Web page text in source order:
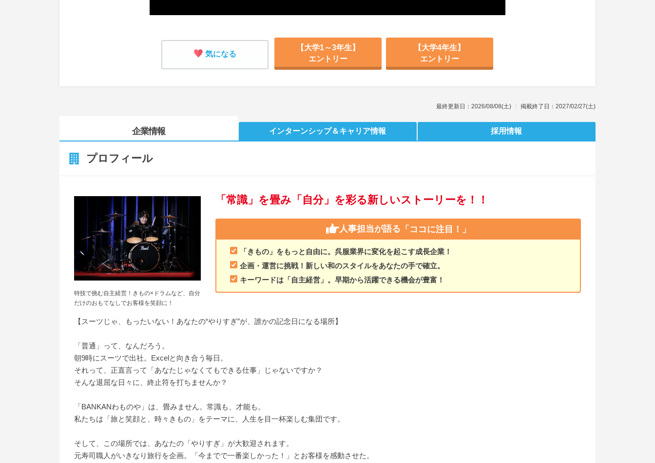
気になる
【大学1～3年生】
エントリー
【大学4年生】
エントリー
最終更新日：2026/08/08(土) 掲載終了日：2027/02/27(土)
企業情報 インターンシップ＆キャリア情報 採用情報
プロフィール
「常識」を畳み「自分」を彩る新しいストーリーを！！
人事担当が語る 「ココに注目！」
「きもの」をもっと自由に。呉服業界に変化を起こす成長企業！
企画・運営に挑戦！新しい和のスタイルをあなたの手で確立。
キーワードは「自主経営」。早期から活躍できる機会が豊富！
特技で挑む自主経営！きもの×ドラムなど、自分
だけのおもてなしでお客様を笑顔に！
【スーツじゃ、もったいない！あなたの“やりすぎ”が、誰かの記念日になる場所】
「普通」って、なんだろう。
朝9時にスーツで出社。Excelと向き合う毎日。
それって、正直言って「あなたじゃなくてもできる仕事」じゃないですか？
そんな退屈な日々に、終止符を打ちませんか？
「BANKANわものや」は、畳みません。常識も、才能も。
私たちは「旅と笑顔と、時々きもの」をテーマに、人生を目一杯楽しむ集団です。
そして、この場所では、あなたの「やりすぎ」が大歓迎されます。
元寿司職人がいきなり旅行を企画。「今までで一番楽しかった！」とお客様を感動させた。